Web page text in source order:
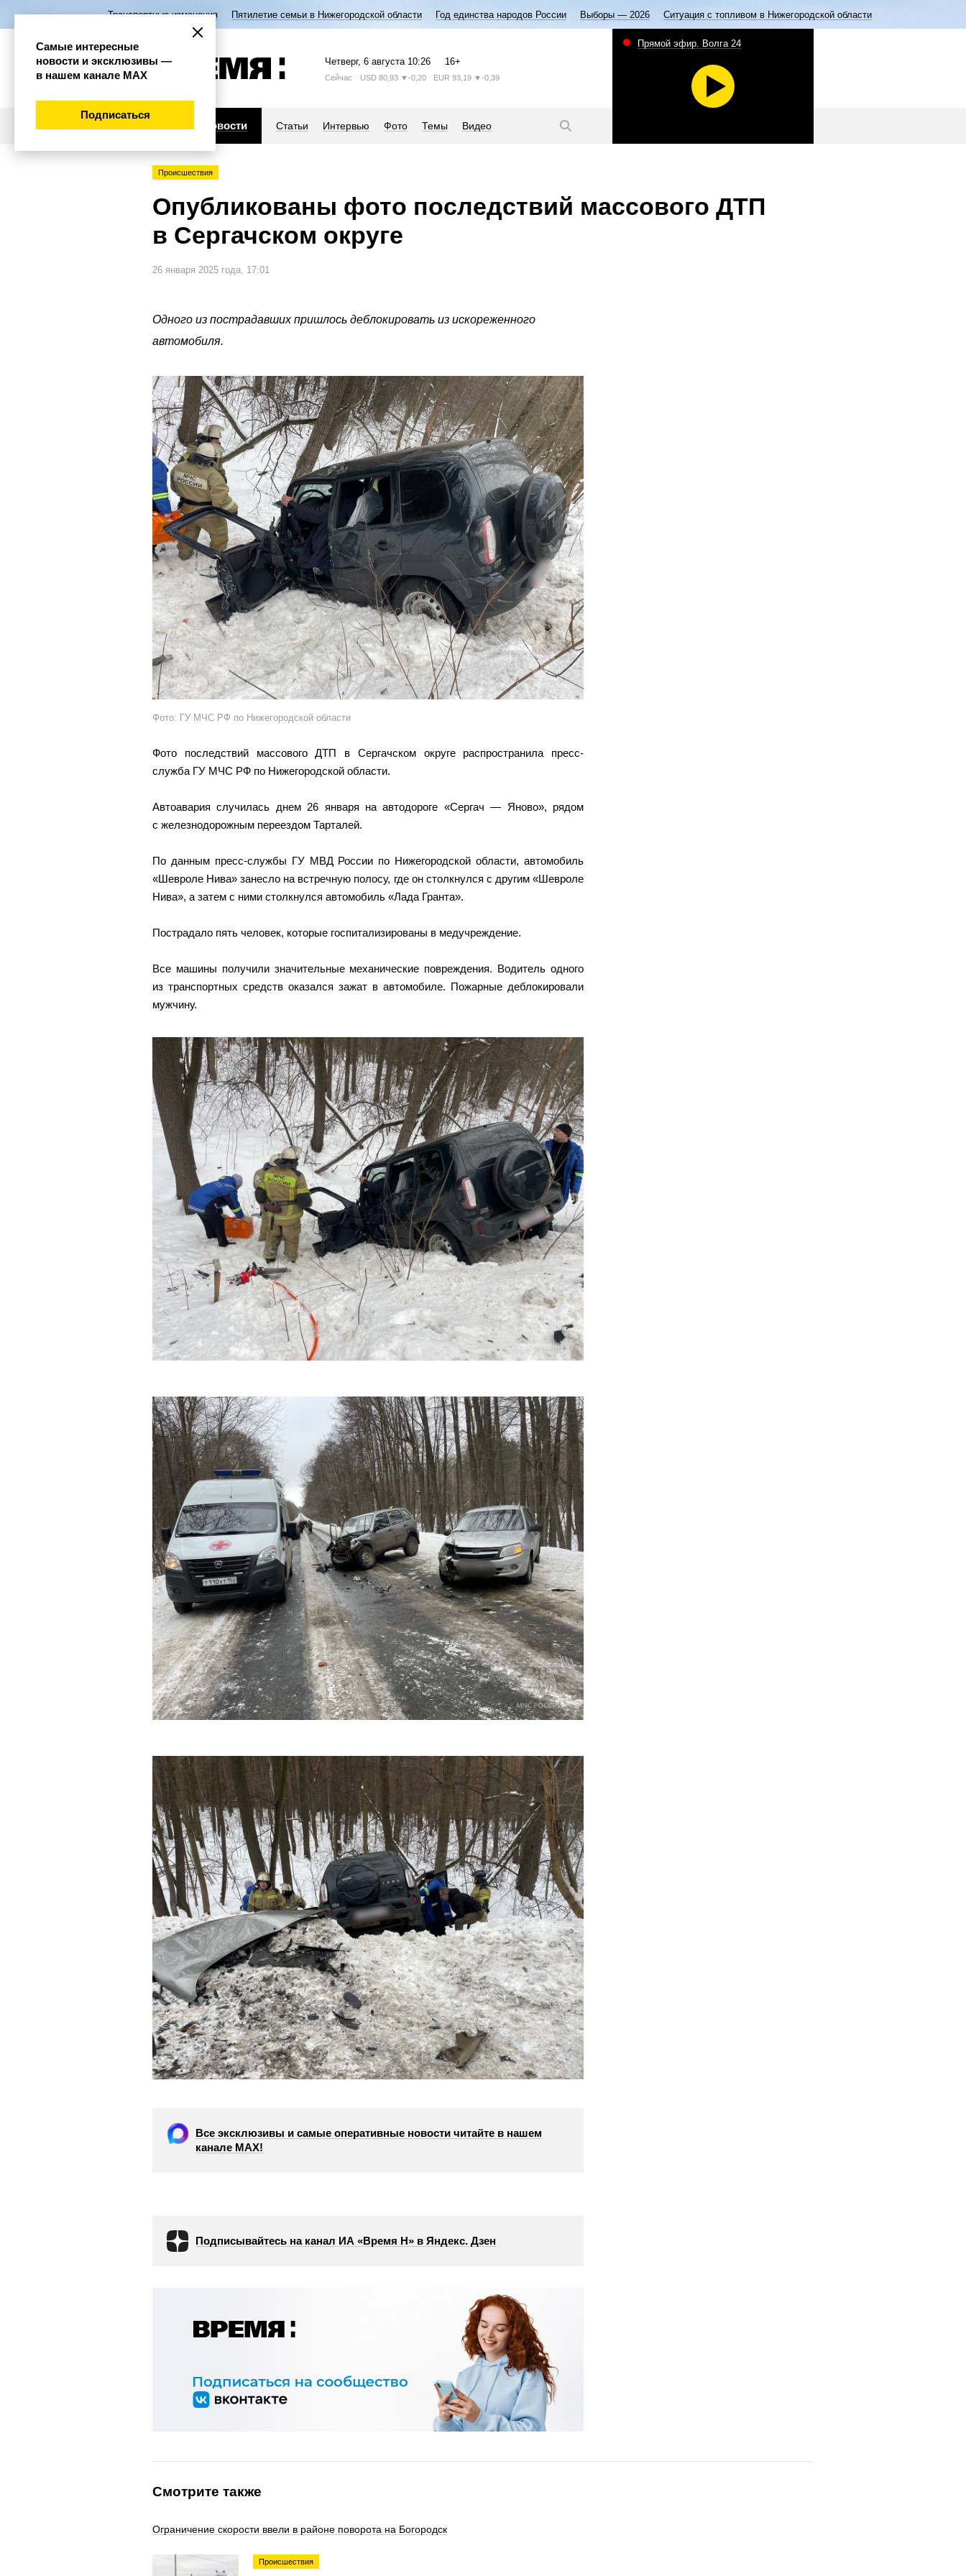
Транспортные изменения Пятилетие семьи в Нижегородской области Год единства народов России Выборы — 2026 Ситуация с топливом в Нижегородской области
Четверг, 6 августа 10:26 16+
Сейчас USD 80,93 ▼-0,20 EUR 93,19 ▼-0,39
Новости Статьи Интервью Фото Темы Видео
Прямой эфир. Волга 24
Происшествия
Опубликованы фото последствий массового ДТП
в Сергачском округе
26 января 2025 года, 17:01
Одного из пострадавших пришлось деблокировать из искореженного
автомобиля.
Фото: ГУ МЧС РФ по Нижегородской области
Фото последствий массового ДТП в Сергачском округе распространила пресс-
служба ГУ МЧС РФ по Нижегородской области.
Автоавария случилась днем 26 января на автодороге «Сергач — Яново», рядом
с железнодорожным переездом Тарталей.
По данным пресс-службы ГУ МВД России по Нижегородской области, автомобиль
«Шевроле Нива» занесло на встречную полосу, где он столкнулся с другим «Шевроле
Нива», а затем с ними столкнулся автомобиль «Лада Гранта».
Пострадало пять человек, которые госпитализированы в медучреждение.
Все машины получили значительные механические повреждения. Водитель одного
из транспортных средств оказался зажат в автомобиле. Пожарные деблокировали
мужчину.
Все эксклюзивы и самые оперативные новости читайте в нашем
канале МАХ!
Подписывайтесь на канал ИА «Время Н» в Яндекс. Дзен
Смотрите также
Ограничение скорости ввели в районе поворота на Богородск
Происшествия
Самые интересные
новости и эксклюзивы —
в нашем канале МАХ
Подписаться